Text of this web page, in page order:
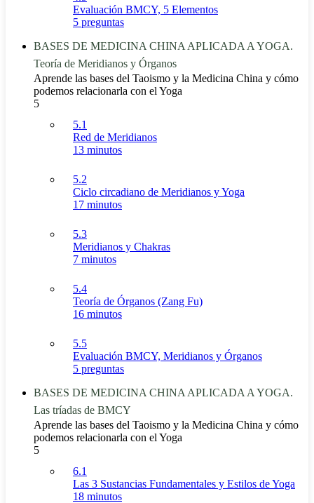
Evaluación BMCY, 5 Elementos
5 preguntas
BASES DE MEDICINA CHINA APLICADA A YOGA.
Teoría de Meridianos y Órganos
Aprende las bases del Taoismo y la Medicina China y cómo
podemos relacionarla con el Yoga
5
5.1
Red de Meridianos
13 minutos
5.2
Ciclo circadiano de Meridianos y Yoga
17 minutos
5.3
Meridianos y Chakras
7 minutos
5.4
Teoría de Órganos (Zang Fu)
16 minutos
5.5
Evaluación BMCY, Meridianos y Órganos
5 preguntas
BASES DE MEDICINA CHINA APLICADA A YOGA.
Las tríadas de BMCY
Aprende las bases del Taoismo y la Medicina China y cómo
podemos relacionarla con el Yoga
5
6.1
Las 3 Sustancias Fundamentales y Estilos de Yoga
18 minutos